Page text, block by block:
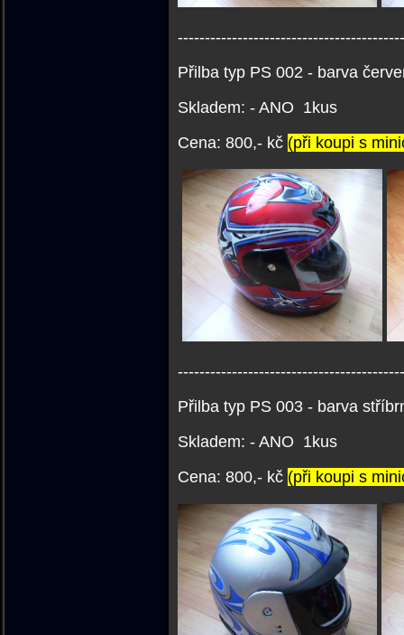
Přilba typ PS 002 - barva
Skladem: - ANO 1kus
Cena: 800,- kč (při koupi s
Přilba typ PS 003 - barva
Skladem: - ANO 1kus
Cena: 800,- kč (při koupi s